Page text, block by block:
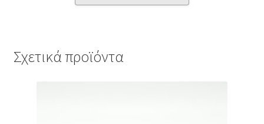
Σχετικά προϊόντα